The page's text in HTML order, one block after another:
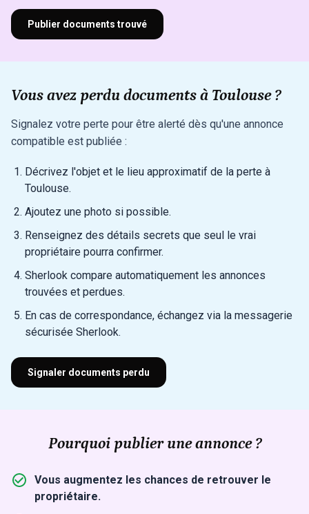
Publier documents trouvé
Vous avez perdu documents à Toulouse ?
Signalez votre perte pour être alerté dès qu'une annonce
compatible est publiée :
Décrivez l'objet et le lieu approximatif de la perte à
Toulouse.
Ajoutez une photo si possible.
Renseignez des détails secrets que seul le vrai
propriétaire pourra confirmer.
Sherlook compare automatiquement les annonces
trouvées et perdues.
En cas de correspondance, échangez via la messagerie
sécurisée Sherlook.
Signaler documents perdu
Pourquoi publier une annonce ?
Vous augmentez les chances de retrouver le
propriétaire.